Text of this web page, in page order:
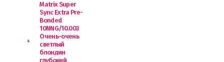
Matrix Super
Sync Extra Pre-
Bonded
10NNG/10.003
Очень-очень
светлый
блондин